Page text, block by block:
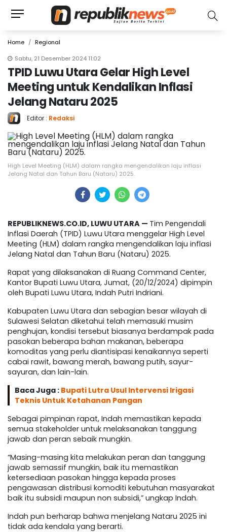
Home
Regional
Sabtu, 21 Desember 2024 11:02
TPID Luwu Utara Gelar High Level
Meeting untuk Kendalikan Inflasi
Jelang Nataru 2025
Editor : Redaksi
High Level Meeting (HLM) dalam rangka mengendalikan laju inflasi
Jelang Natal dan Tahun Baru (Nataru) 2025.
REPUBLIKNEWS.CO.ID, LUWU UTARA — Tim Pengendali
Inflasi Daerah (TPID) Luwu Utara menggelar High Level
Meeting (HLM) dalam rangka mengendalikan laju inflasi
Jelang Natal dan Tahun Baru (Nataru) 2025.
Rapat yang dilaksanakan di Ruang Command Center,
Kantor Bupati Luwu Utara, Jumat, (20/12/2024) dipimpin
oleh Bupati Luwu Utara, Indah Putri Indriani.
Kabupaten Luwu Utara dan sebagian besar wilayah di
Sulawesi Selatan diketahui telah memasuki musim
penghujan, kondisi tersebut biasanya berdampak pada
pasokan beberapa bahan makanan, beberapa
komoditas yang perlu diantisipasi kenaikannya seperti
cabai rawit, bawang merah, bawang putih, sayur-
sayuran, dan lain-lain.
Baca Juga : Bupati Lutra Usul Intervensi Irigasi
Teknis Untuk Ketahanan Pangan
Sebagai pimpinan rapat, Indah memastikan kepada
semua stakeholder untuk melaksanakan tanggung
jawab dan peran sebaik mungkin.
“Masing-masing kita melakukan peran dan tanggung
jawab semassif mungkin, baik itu memastikan
ketersediaan pasokan hingga kepada proses
pengawasan distribusi komoditi kebutuhan masyarakat
baik itu subsidi maupun non subsidi,” ungkap Indah.
Indah pun berharap bahwa menjelang Nataru 2025 ini
tidak ada kendala yang berarti.